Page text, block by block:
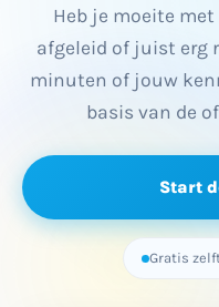
Heb je moeite
afgeleid of juist erg
minuten of jouw
basis van de
Start
Gratis